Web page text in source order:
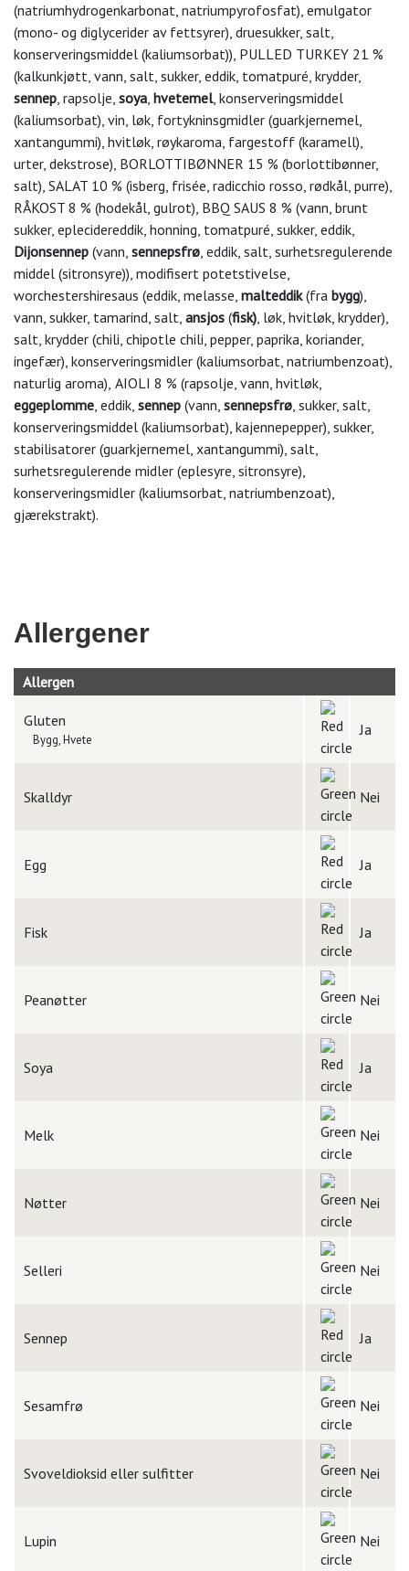
(natriumhydrogenkarbonat, natriumpyrofosfat), emulgator
(mono- og diglycerider av fettsyrer), druesukker, salt,
konserveringsmiddel (kaliumsorbat)), PULLED TURKEY 21 %
(kalkunkjøtt, vann, salt, sukker, eddik, tomatpuré, krydder,
sennep, rapsolje, soya, hvetemel, konserveringsmiddel
(kaliumsorbat), vin, løk, fortykninsgmidler (guarkjernemel,
xantangummi), hvitløk, røykaroma, fargestoff (karamell),
urter, dekstrose), BORLOTTIBØNNER 15 % (borlottibønner,
salt), SALAT 10 % (isberg, frisée, radicchio rosso, rødkål, purre),
RÅKOST 8 % (hodekål, gulrot), BBQ SAUS 8 % (vann, brunt
sukker, eplecidereddik, honning, tomatpuré, sukker, eddik,
Dijonsennep (vann, sennepsfrø, eddik, salt, surhetsregulerende
middel (sitronsyre)), modifisert potetstivelse,
worchestershiresaus (eddik, melasse, malteddik(fra bygg),
vann, sukker, tamarind, salt, ansjos (fisk), løk, hvitløk, krydder),
salt, krydder (chili, chipotle chili, pepper, paprika, koriander,
ingefær), konserveringsmidler (kaliumsorbat, natriumbenzoat),
naturlig aroma), AIOLI 8 % (rapsolje, vann, hvitløk,
eggeplomme, eddik, sennep (vann, sennepsfrø, sukker, salt,
konserveringsmiddel (kaliumsorbat), kajennepepper), sukker,
stabilisatorer (guarkjernemel, xantangummi), salt,
surhetsregulerende midler (eplesyre, sitronsyre),
konserveringsmidler (kaliumsorbat, natriumbenzoat),
gjærekstrakt).
Allergener
Allergen
Gluten
Bygg, Hvete
Ja
Skalldyr Nei
Egg Ja
Fisk Ja
Peanøtter Nei
Soya Ja
Melk Nei
Nøtter Nei
Selleri Nei
Sennep Ja
Sesamfrø Nei
Svoveldioksid eller sulfitter Nei
Lupin Nei